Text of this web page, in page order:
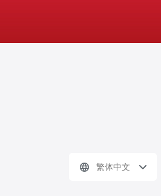
繁体中文